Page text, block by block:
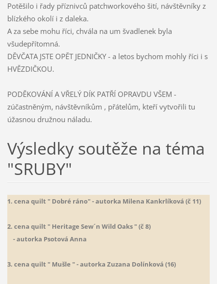
Potěšilo i řady příznivců patchworkového šití, návštěvníky z
blízkého okolí i z daleka.
A za sebe mohu říci, chvála na um švadlenek byla
všudepřítomná.
DĚVČATA JSTE OPĚT JEDNIČKY - a letos bychom mohly říci i s
HVĚZDIČKOU.
PODĚKOVÁNÍ A VŘELÝ DÍK PATŘÍ OPRAVDU VŠEM -
zúčastněným, návštěvníkům , přátelům, kteří vytvořili tu
úžasnou družnou náladu.
Výsledky soutěže na téma
"SRUBY"
1. cena quilt " Dobré ráno" - autorka Milena Kankrlíková (č 11)
2. cena quilt " Heritage Sew´n Wild Oaks " (č 8)
- autorka Psotová Anna
3. cena quilt " Mušle " - autorka Zuzana Dolínková (16)